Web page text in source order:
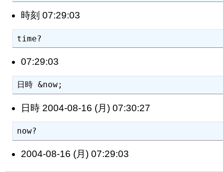
時刻 07:29:03
time?
07:29:03
日時 &now;
日時 2004-08-16 (月) 07:30:27
now?
2004-08-16 (月) 07:29:03